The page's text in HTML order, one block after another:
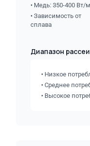
• Медь: 350-400 Вт/
• Зависимость от
сплава
Диапазон
• Низкое
• Среднее
• Высокое